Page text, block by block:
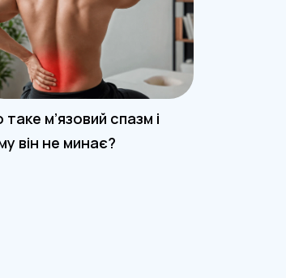
м’язовий спазм і
він не минає?